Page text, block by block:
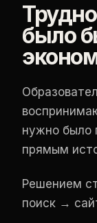
было
нужно было
прямым
Решением
поиск →